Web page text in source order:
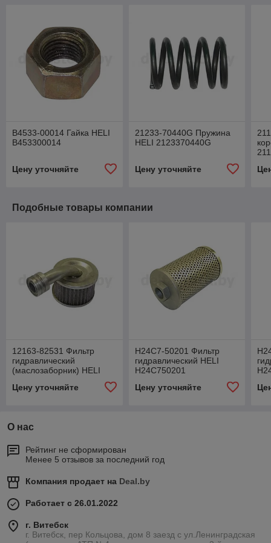
B4533-00014 Гайка HELI
B453300014
Цену уточняйте
21233-70440G Пружина
HELI 2123370440G
Цену уточняйте
Подобные товары компании
12163-82531 Фильтр
гидравлический
(маслозаборник) HELI
Цену уточняйте
H24C7-50201 Фильтр
гидравлический HELI
H24C750201
Цену уточняйте
О нас
Рейтинг не сформирован
Менее 5 отзывов за последний год
Компания продает на Deal.by
Работает с 26.01.2022
г. Витебск
г. Витебск, пер Кольцова, дом 8 заезд с ул.Ленинградская